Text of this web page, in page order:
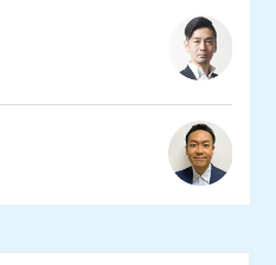
学法学部を卒業後、2005年に朝日
ジタル編集部で記者をつとめ、2
た『ルポ風営法改正 踊れる国の